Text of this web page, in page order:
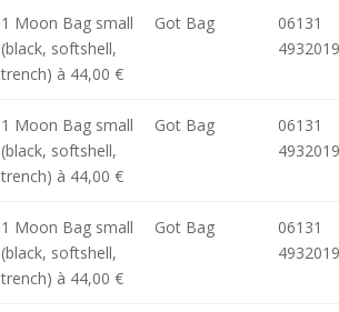
1 Moon Bag small
(black, softshell,
trench) à 44,00 €
Got Bag
06131
4932019
1 Moon Bag small
(black, softshell,
trench) à 44,00 €
Got Bag
06131
4932019
1 Moon Bag small
(black, softshell,
trench) à 44,00 €
Got Bag
06131
4932019